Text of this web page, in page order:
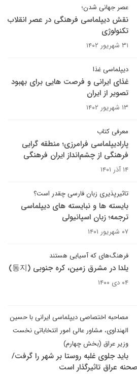
عصر جهانی شدن؛
نقش دیپلماسی فرهنگی در عصر انقلاب
تکنولوژی
۳۱ شهریور ۱۴۰۲
دیپلماسی غذا
غذای ایرانی و فرصت هایی برای بهبود
تصویر از ایران
۱۳ شهریور ۱۴۰۲
معرفی کتاب
پارادیپلماسی فرامرزی؛ منطقه گرایی
فرهنگی از چشم‌انداز ایران فرهنگی
۱۴ آذر ۱۴۰۱
تاثیرپذیری زبان فارسی چقدر است؟
بایسته ها و نبایسته های دیپلماسی
ترجمه؛ زبان اسپانیولی
۰۷ شهریور ۱۴۰۱
فرهنگ‌های که آسیایی هستند
یلدا در مشرق زمین، کره جنوبی (동지)
۰۴ دی ۱۴۰۰
مصاحبه اختصاصی دیپلماسی ایرانی با حسین
الهنداوی، مشاور عالی امور انتخاباتی نخست
وزیر عراق (بخش چهارم)
باید جلوی غلبه روستا بر شهر را گرفت/
عراق تاثیرگذار است